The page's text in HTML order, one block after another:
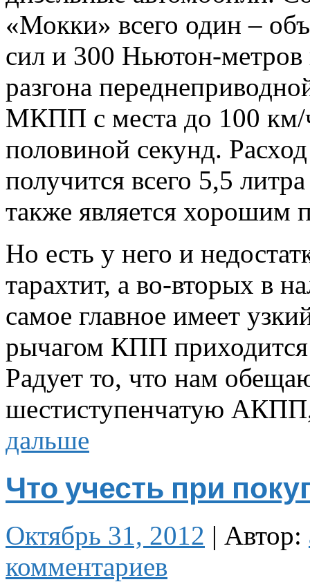
«Мокки» всего один –
сил и 300 Ньютон-метров
разгона
МКПП с места до 100 км/
половиной секунд.
получится всего 5,5
также является хорошим
Но есть у него и
тарахтит, а во-вторых в
самое главное имеет
рычагом КПП приходится
Радует то, что нам
шестиступенчатую
дальше
Что учесть при
Октябрь 31, 2012 | Автор:
комментариев